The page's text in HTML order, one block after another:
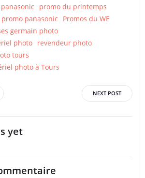
panasonic
promo du printemps
promo panasonic
Promos du WE
germain photo
photo revendeur photo
tours
photo à Tours
navigation
NEXT POST
yet